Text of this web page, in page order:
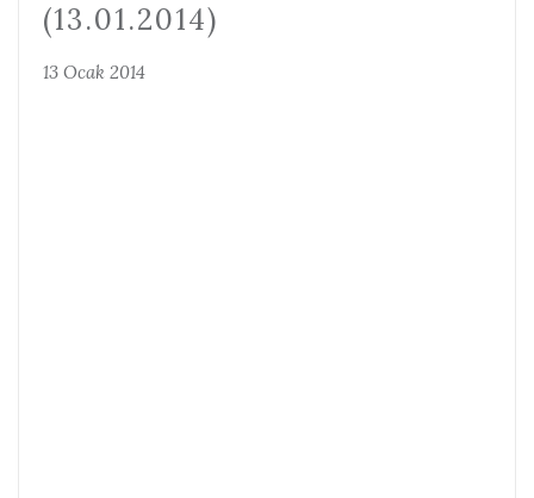
(13.01.2014)
13 Ocak 2014